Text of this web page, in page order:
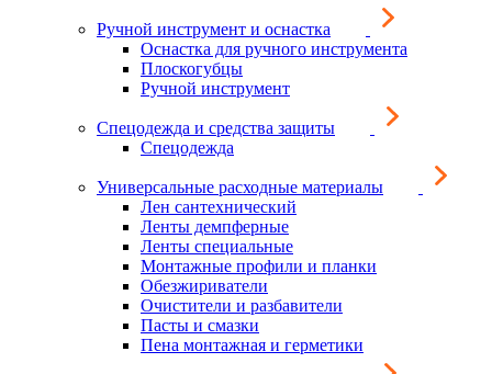
Ручной инструмент и оснастка
Оснастка для ручного инструмента
Плоскогубцы
Ручной инструмент
Спецодежда и средства защиты
Спецодежда
Универсальные расходные материалы
Лен сантехнический
Ленты демпферные
Ленты специальные
Монтажные профили и планки
Обезжириватели
Очистители и разбавители
Пасты и смазки
Пена монтажная и герметики